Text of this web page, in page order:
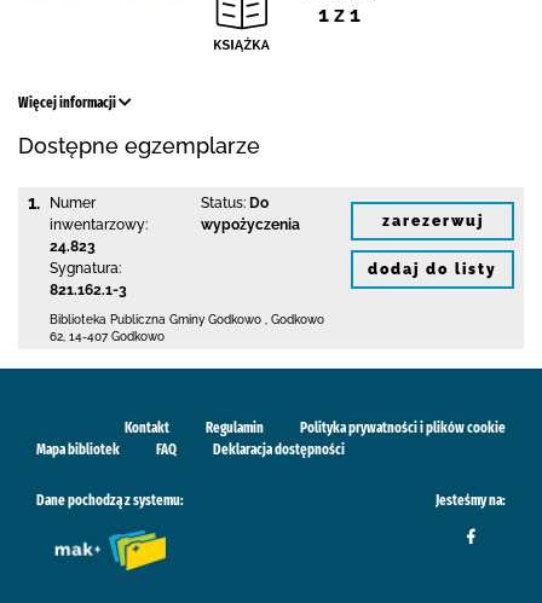
1 z 1
Więcej informacji
Dostępne egzemplarze
1.
Numer
inwentarzowy:
24.823
Sygnatura:
821.162.1-3
Status: Do
wypożyczenia
Biblioteka Publiczna Gminy Godkowo
Godkowo
62 14-407 Godkowo
zarezerwuj
dodaj do listy
Kontakt Regulamin
Polityka prywatności i plików cookie
Mapa bibliotek
FAQ Deklaracja dostępności
Dane pochodzą z systemu: Jesteśmy na: